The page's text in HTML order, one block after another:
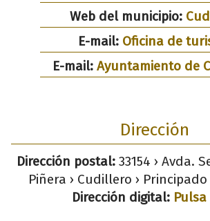
Web del municipio:
E-mail: Oficina de
E-mail: Ayuntamiento de
Dirección
Dirección postal:33154 › Avda.
Piñera › Cudillero ›
Dirección digital: